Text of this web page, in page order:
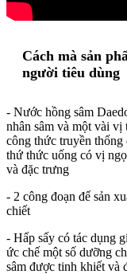
Cách mà sản
người tiêu dùng
- Nước hồng sâm
nhân sâm và một vài vị
công thức truyền
thứ thức uống có vị
và đặc trưng
- 2 công đoạn để sản
chiết
- Hấp sấy có tác dụng
ức chế một số dưỡng
sâm được tinh khiết và